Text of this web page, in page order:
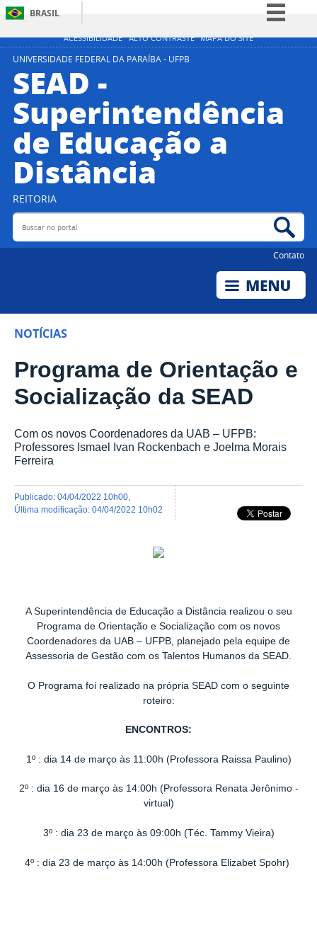
ACESSIBILIDADE ALTO CONTRASTE MAPA DO SITE
BRASIL
Simplifique!
Acesso à informação
Legislação
Canais
UNIVERSIDADE FEDERAL DA PARAÍBA - UFPB
SEAD -
Superintendência
de Educação a
Distância
REITORIA
Buscar no portal
Contato
NOTÍCIAS
Programa de Orientação e
Socialização da SEAD
Com os novos Coordenadores da UAB – UFPB:
Professores Ismael Ivan Rockenbach e Joelma Morais
Ferreira
publicado: 04/04/2022 10h00
última modificação: 04/04/2022 10h02
A Superintendência de Educação a Distância realizou o seu
Programa de Orientação e Socialização com os novos
Coordenadores da UAB – UFPB, planejado pela equipe de
Assessoria de Gestão com os Talentos Humanos da SEAD.
O Programa foi realizado na própria SEAD com o seguinte
roteiro:
ENCONTROS:
1º : dia 14 de março às 11:00h (Professora Raissa Paulino)
2º : dia 16 de março às 14:00h (Professora Renata Jerônimo -
virtual)
3º : dia 23 de março às 09:00h (Téc. Tammy Vieira)
4º : dia 23 de março às 14:00h (Professora Elizabet Spohr)